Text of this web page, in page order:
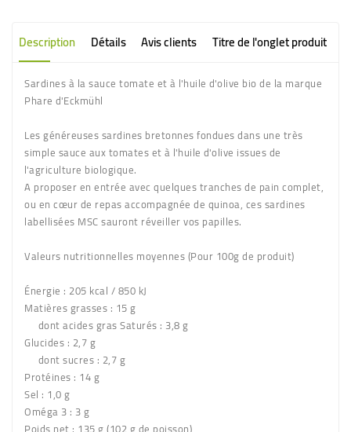
Description Détails Avis clients Titre de l'onglet produit
Sardines à la sauce tomate et à l'huile d'olive bio de la marque
Phare d'Eckmühl
Les généreuses sardines bretonnes fondues dans une très
simple sauce aux tomates et à l'huile d'olive issues de
l'agriculture biologique.
A proposer en entrée avec quelques tranches de pain complet,
ou en cœur de repas accompagnée de quinoa, ces sardines
labellisées MSC sauront réveiller vos papilles.
Valeurs nutritionnelles moyennes(Pour 100g de produit)
Énergie : 205 kcal / 850 kJ
Matières grasses : 15 g
dont acides gras Saturés : 3,8 g
Glucides : 2,7 g
dont sucres : 2,7 g
Protéines : 14 g
Sel : 1,0 g
Oméga 3 : 3 g